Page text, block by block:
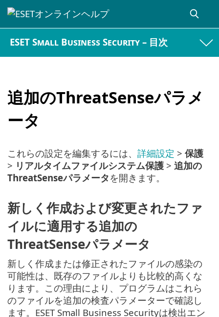
ESET Small Business Security – 目次
追加のThreatSenseパラメ
ータ
これらの設定を編集するには、 詳細設定 > 保護
> リアルタイムファイルシステム保護 > 追加の
ThreatSenseパラメータを開きます。
新しく作成および変更されたファ
イルに適用する追加の
ThreatSenseパラメータ
新しく作成または修正されたファイルの感染の
可能性は、既存のファイルよりも比較的高くな
ります。この理由により、プログラムはこれら
のファイルを追加の検査パラメーターで確認し
ます。ESET Small Business Securityは検出エン